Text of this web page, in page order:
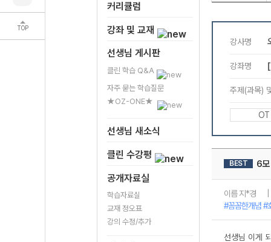
TOP
커리큘럼
강좌 및 교재
선생님 게시판
클린 학습 Q&A
자주 묻는 학습질문
★OZ-ONE★
선생님 새소식
클린 수강평
공개자료실
학습자료실
교재 정오표
강의 수정/추가